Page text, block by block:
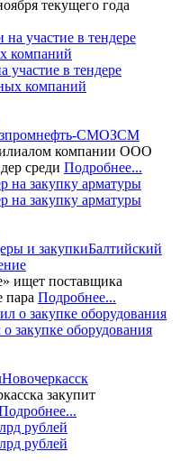
текущего года
участие в тендере
компаний
СМОЗСМ
компании ООО
среди Подробнее...
на закупку арматуры
и закупкиБалтийский
ищет поставщика
пара Подробнее...
закупке оборудования
Новочеркасск
закупит
рублей